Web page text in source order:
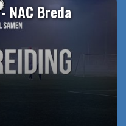
NAC Breda